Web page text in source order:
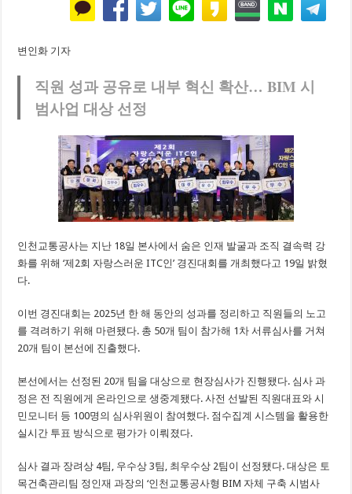
변인화 기자
직원 성과 공유로 내부 혁신 확산… BIM 시
범사업 대상 선정
인천교통공사는 지난 18일 본사에서 숨은 인재 발굴과 조직 결속력 강
화를 위해 ‘제2회 자랑스러운 ITC인’ 경진대회를 개최했다고 19일 밝혔
다.
이번 경진대회는 2025년 한 해 동안의 성과를 정리하고 직원들의 노고
를 격려하기 위해 마련됐다. 총 50개 팀이 참가해 1차 서류심사를 거쳐
20개 팀이 본선에 진출했다.
본선에서는 선정된 20개 팀을 대상으로 현장심사가 진행됐다. 심사 과
정은 전 직원에게 온라인으로 생중계됐다. 사전 선발된 직원대표와 시
민모니터 등 100명의 심사위원이 참여했다. 점수집계 시스템을 활용한
실시간 투표 방식으로 평가가 이뤄졌다.
심사 결과 장려상 4팀, 우수상 3팀, 최우수상 2팀이 선정됐다. 대상은 토
목건축관리팀 정인재 과장의 ‘인천교통공사형 BIM 자체 구축 시범사